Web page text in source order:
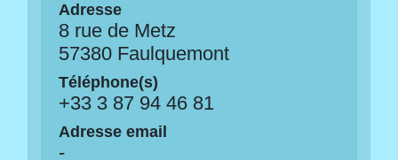
Adresse
8 rue de Metz
57380 Faulquemont
Téléphone(s)
+33 3 87 94 46 81
Adresse email
-